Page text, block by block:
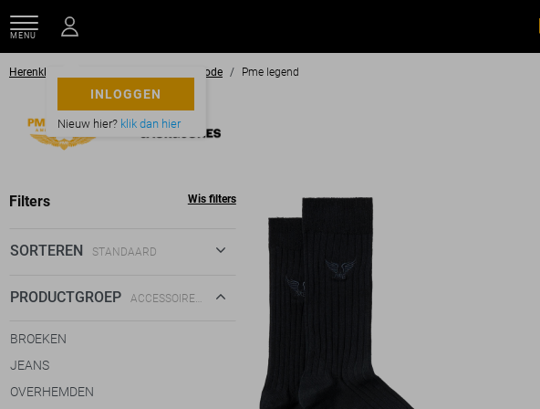
MENU
INLOGGEN
Nieuw hier? klik dan hier
Herenkleding Beenmode Pme legend
Filters Wis filters
SORTEREN STANDAARD
STANDAARD
€ HOOG-LAAG
PRODUCTGROEP ACCESSOIRES, BEENMODE
BROEKEN
JEANS
OVERHEMDEN